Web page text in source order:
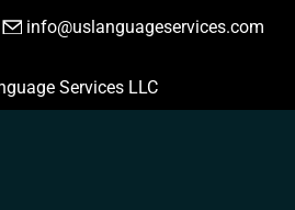
info@uslanguageservices.com
HACER PEDIDO
Services LLC